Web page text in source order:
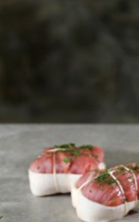
Se déconnecter